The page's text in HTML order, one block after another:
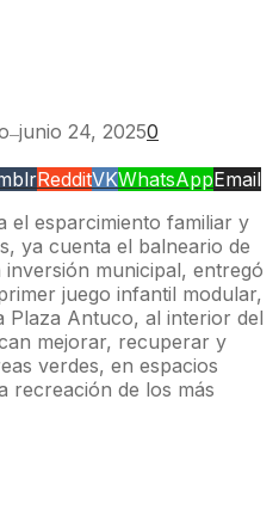
—junio 24, 20250
RedditVKWhatsAppEmail
el esparcimiento familiar y
ya cuenta el balneario de
municipal, entregó
juego infantil modular,
Plaza Antuco, al interior del
mejorar, recuperar y
verdes, en espacios
recreación de los más